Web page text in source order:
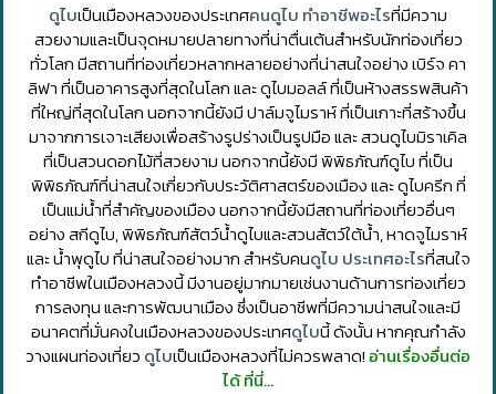
ดูไบเป็นเมืองหลวงของประเทศคนดูไบ ทําอาชีพอะไรที่มีความ
สวยงามและเป็นจุดหมายปลายทางที่น่าตื่นเต้นสำหรับนักท่องเที่ยว
ทั่วโลก มีสถานที่ท่องเที่ยวหลากหลายอย่างที่น่าสนใจอย่าง เบิร์จ คา
ลิฟา ที่เป็นอาคารสูงที่สุดในโลก และ ดูไบมอลล์ ที่เป็นห้างสรรพสินค้า
ที่ใหญ่ที่สุดในโลก นอกจากนี้ยังมี ปาล์มจูไมราห์ ที่เป็นเกาะที่สร้างขึ้น
มาจากการเจาะเสียงเพื่อสร้างรูปร่างเป็นรูปมือ และ สวนดูไบมิราเคิล
ที่เป็นสวนดอกไม้ที่สวยงาม นอกจากนี้ยังมี พิพิธภัณฑ์ดูไบ ที่เป็น
พิพิธภัณฑ์ที่น่าสนใจเกี่ยวกับประวัติศาสตร์ของเมือง และ ดูไบครีก ที่
เป็นแม่น้ำที่สำคัญของเมือง นอกจากนี้ยังมีสถานที่ท่องเที่ยวอื่นๆ
อย่าง สกีดูไบ, พิพิธภัณฑ์สัตว์น้ำดูไบและสวนสัตว์ใต้น้ำ, หาดจูไมราห์
และ น้ำพุดูไบ ที่น่าสนใจอย่างมาก สำหรับคนดูไบ ประเทศอะไรที่สนใจ
ทำอาชีพในเมืองหลวงนี้ มีงานอยู่มากมายเช่นงานด้านการท่องเที่ยว
การลงทุน และการพัฒนาเมือง ซึ่งเป็นอาชีพที่มีความน่าสนใจและมี
อนาคตที่มั่นคงในเมืองหลวงของประเทศดูไบนี้ ดังนั้น หากคุณกำลัง
วางแผนท่องเที่ยว ดูไบเป็นเมืองหลวงที่ไม่ควรพลาด!อ่านเรื่องอื่นต่อ
ได้ ที่นี่…